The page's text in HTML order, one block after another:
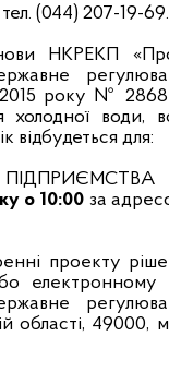
(044) 207-19-69.
НКРЕКП
року №
холодної води,
відбудеться для:
о 10:00 за
проекту
електронному
області, 49000,